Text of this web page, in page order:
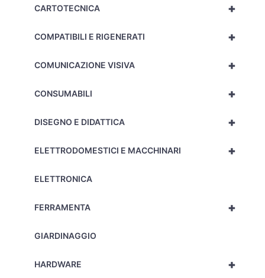
+
CARTOTECNICA
+
COMPATIBILI E RIGENERATI
+
COMUNICAZIONE VISIVA
+
CONSUMABILI
+
DISEGNO E DIDATTICA
+
ELETTRODOMESTICI E MACCHINARI
ELETTRONICA
+
FERRAMENTA
GIARDINAGGIO
+
HARDWARE